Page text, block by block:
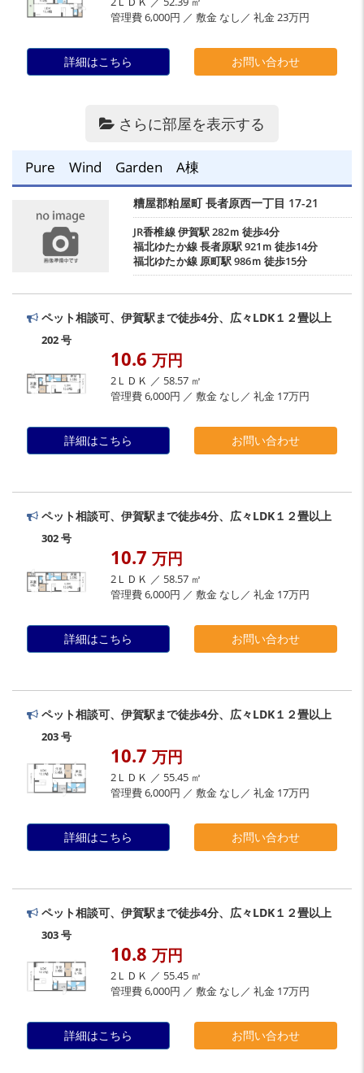
管理費 6,000円 ／ 敷金 なし／ 礼金 23万円
詳細はこちら お問い合わせ
さらに部屋を表示する
Pure Wind Garden A棟
糟屋郡粕屋町 長者原西一丁目 17-21
JR香椎線伊賀駅282ｍ 徒歩4分
福北ゆたか線長者原駅921ｍ 徒歩14分
福北ゆたか線 原町駅986ｍ 徒歩15分
ペット相談可、伊賀駅まで徒歩4分、広々LDK１２畳以上
202 号
10.6 万円
2ＬＤＫ ／ 58.57 ㎡
管理費 6,000円 ／ 敷金 なし／ 礼金 17万円
詳細はこちら お問い合わせ
ペット相談可、伊賀駅まで徒歩4分、広々LDK１２畳以上
302 号
10.7 万円
2ＬＤＫ ／ 58.57 ㎡
管理費 6,000円 ／ 敷金 なし／ 礼金 17万円
詳細はこちら お問い合わせ
ペット相談可、伊賀駅まで徒歩4分、広々LDK１２畳以上
203 号
10.7 万円
2ＬＤＫ ／ 55.45 ㎡
管理費 6,000円 ／ 敷金 なし／ 礼金 17万円
詳細はこちら お問い合わせ
ペット相談可、伊賀駅まで徒歩4分、広々LDK１２畳以上
303 号
10.8 万円
2ＬＤＫ ／ 55.45 ㎡
管理費 6,000円 ／ 敷金 なし／ 礼金 17万円
詳細はこちら お問い合わせ